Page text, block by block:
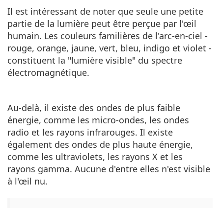
Il est intéressant de noter que seule une petite
partie de la lumière peut être perçue par l'œil
humain. Les couleurs familières de l'arc-en-ciel -
rouge, orange, jaune, vert, bleu, indigo et violet -
constituent la "lumière visible" du spectre
électromagnétique.
Au-delà, il existe des ondes de plus faible
énergie, comme les micro-ondes, les ondes
radio et les rayons infrarouges. Il existe
également des ondes de plus haute énergie,
comme les ultraviolets, les rayons X et les
rayons gamma. Aucune d'entre elles n'est visible
à l'œil nu.